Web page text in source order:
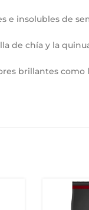
e insolubles de
de chía y la
brillantes